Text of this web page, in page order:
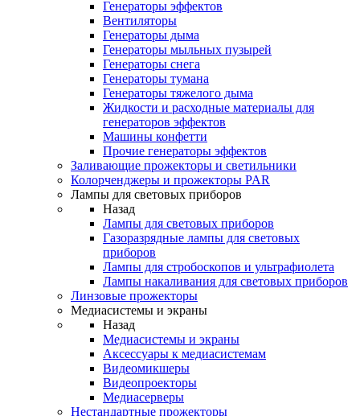
Генераторы эффектов
Вентиляторы
Генераторы дыма
Генераторы мыльных пузырей
Генераторы снега
Генераторы тумана
Генераторы тяжелого дыма
Жидкости и расходные материалы для
генераторов эффектов
Машины конфетти
Прочие генераторы эффектов
Заливающие прожекторы и светильники
Колорченджеры и прожекторы PAR
Лампы для световых приборов
Назад
Лампы для световых приборов
Газоразрядные лампы для световых
приборов
Лампы для стробоскопов и ультрафиолета
Лампы накаливания для световых приборов
Линзовые прожекторы
Медиасистемы и экраны
Назад
Медиасистемы и экраны
Аксессуары к медиасистемам
Видеомикшеры
Видеопроекторы
Медиасерверы
Нестандартные прожекторы